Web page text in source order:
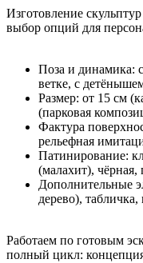
Изготовление
выбор опций для
Поза и динамика:
ветке, с
Размер: от 15 см
(парковая
Фактура
рельефная
Патинирование:
(малахит), чёрная,
Дополнительные
дерево),
Работаем по готовым
полный цикл: